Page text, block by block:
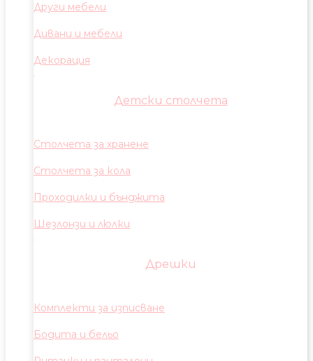
Други мебели
Дивани и мебели
Декорация
Детски столчета
Столчета за хранене
Столчета за кола
Проходилки и бънджита
Шезлонзи и люлки
Дрешки
Комплекти за изписване
Бодита и бельо